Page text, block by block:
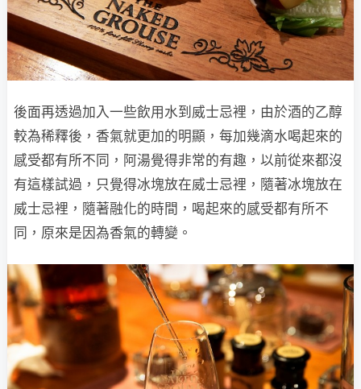
後面再透過加入一些飲用水到威士忌裡，由於酒的乙醇
較為稀釋後，香氣就更加的明顯，每加幾滴水喝起來的
感受都有所不同，阿湯覺得非常的有趣，以前從來都沒
有這樣試過，只覺得冰塊放在威士忌裡，隨著冰塊放在
威士忌裡，隨著融化的時間，喝起來的感受都有所不
同，原來是因為香氣的轉變。